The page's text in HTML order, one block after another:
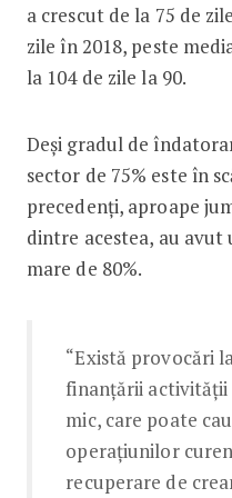
a crescut de la 75 de
zile în 2018, peste
la 104 de zile la 90.
Deși gradul de
sector de 75% este în
precedenți, aproape
dintre acestea, au
mare de 80%.
“Există provocări
finanțării
mic, care poate
operațiunilor
recuperare de